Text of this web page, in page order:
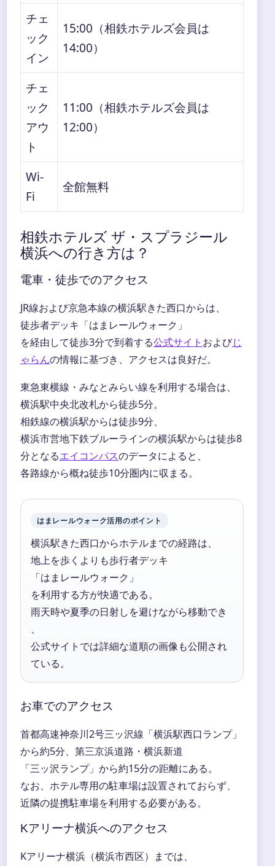
チェ
ック
イン
15:00（相鉄ホテルズ会員は
14:00）
チェ
ック
アウ
ト
11:00（相鉄ホテルズ会員は
12:00）
Wi-
Fi
全館無料
相鉄ホテルズ ザ・スプラジール
横浜への行き方は？
電車・徒歩でのアクセス
JR線および京急本線の横浜駅きた西口からは、
徒歩者デッキ「はまレールウォーク」
を経由して徒歩3分で到着する公式サイト およびじ
ゃらんの情報に基づき、アクセスは良好だ。
東急東横線・みなとみらい線を利用する場合は、
横浜駅中央北改札から徒歩5分。
相鉄線の横浜駅からは徒歩9分、
横浜市営地下鉄ブルーラインの横浜駅からは徒歩8
分となるエイコンパスのデータによると、
各路線から概ね徒歩10分圏内に収まる。
はまレールウォーク活用のポイント
横浜駅きた西口からホテルまでの経路は、
地上を歩くよりも歩行者デッキ
「はまレールウォーク」
を利用する方が快適である。
雨天時や夏季の日射しを避けながら移動でき
、
公式サイトでは詳細な道順の画像も公開され
ている。
お車でのアクセス
首都高速神奈川2号三ッ沢線「横浜駅西口ランプ」
から約5分、第三京浜道路・横浜新道
「三ッ沢ランプ」から約15分の距離にある。
なお、ホテル専用の駐車場は設置されておらず、
近隣の提携駐車場を利用する必要がある。
Kアリーナ横浜へのアクセス
Kアリーナ横浜（横浜市西区）までは、